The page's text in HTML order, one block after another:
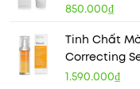
850.000₫
Tinh Chất
Correcting
1.590.000₫